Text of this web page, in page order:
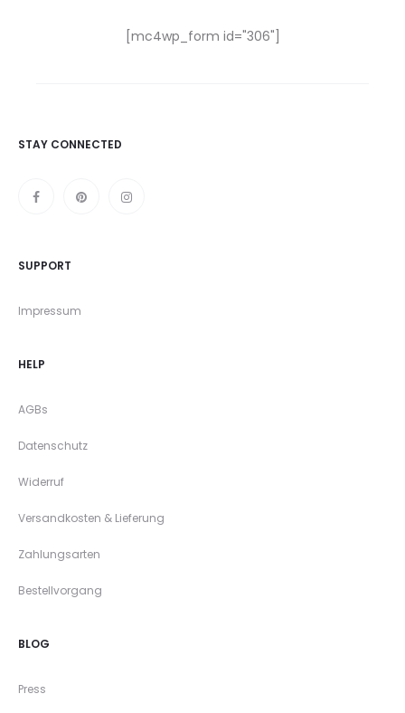
[mc4wp_form id="306"]
STAY CONNECTED
SUPPORT
Impressum
HELP
AGBs
Datenschutz
Widerruf
Versandkosten & Lieferung
Zahlungsarten
Bestellvorgang
BLOG
Press